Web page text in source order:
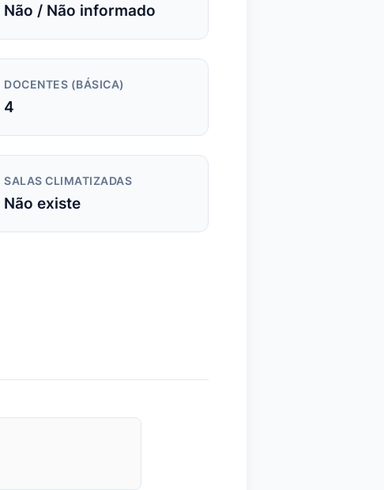
Não / Não informado
DOCENTES (BÁSICA)
4
SALAS CLIMATIZADAS
Não existe